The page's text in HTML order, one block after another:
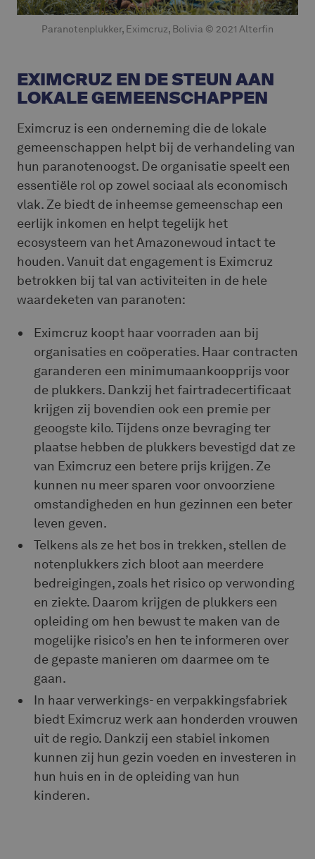
Paranotenplukker, Eximcruz, Bolivia © 2021 Alterfin
EXIMCRUZ EN DE STEUN AAN
LOKALE GEMEENSCHAPPEN
Eximcruz is een onderneming die de lokale
gemeenschappen helpt bij de verhandeling van
hun paranotenoogst. De organisatie speelt een
essentiële rol op zowel sociaal als economisch
vlak. Ze biedt de inheemse gemeenschap een
eerlijk inkomen en helpt tegelijk het
ecosysteem van het Amazonewoud intact te
houden. Vanuit dat engagement is Eximcruz
betrokken bij tal van activiteiten in de hele
waardeketen van paranoten:
Eximcruz koopt haar voorraden aan bij
organisaties en coöperaties. Haar contracten
garanderen een minimumaankoopprijs voor
de plukkers. Dankzij het fairtradecertificaat
krijgen zij bovendien ook een premie per
geoogste kilo. Tijdens onze bevraging ter
plaatse hebben de plukkers bevestigd dat ze
van Eximcruz een betere prijs krijgen. Ze
kunnen nu meer sparen voor onvoorziene
omstandigheden en hun gezinnen een beter
leven geven.
Telkens als ze het bos in trekken, stellen de
notenplukkers zich bloot aan meerdere
bedreigingen, zoals het risico op verwonding
en ziekte. Daarom krijgen de plukkers een
opleiding om hen bewust te maken van de
mogelijke risico’s en hen te informeren over
de gepaste manieren om daarmee om te
gaan.
In haar verwerkings- en verpakkingsfabriek
biedt Eximcruz werk aan honderden vrouwen
uit de regio. Dankzij een stabiel inkomen
kunnen zij hun gezin voeden en investeren in
hun huis en in de opleiding van hun
kinderen.